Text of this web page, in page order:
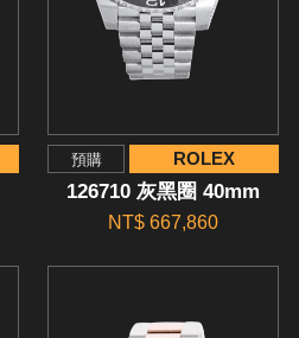
預購 ROLEX
126710 灰黑圈 40mm
NT$ 667,860